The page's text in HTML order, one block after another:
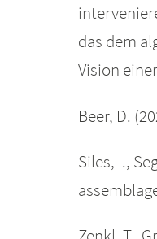
das dem
Vision
Beer, D.
Siles, I.,